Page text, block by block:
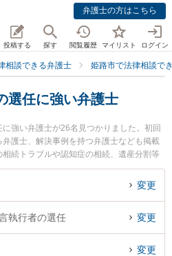
弁護士の方はこちら
投稿する 探す 閲覧履歴 マイリスト ログイン
相談できる弁護士 姫路市で法律相談で
選任に強い弁護士
強い弁護士が26名見つかりました。初回
護士、解決事例を持つ弁護士なども掲載
続トラブルや認知症の相続、遺産分割等
便利です。特に弁護士法人ALG＆Associa
天野・上垣法律会計事務所の大西 達也弁
に相談したい』『遺言執行者の選任のト
を検索したい』『初回相談無料で遺言執
の弁護士に相談予約したい』などでお困
変更
執行者の選任 変更
変更